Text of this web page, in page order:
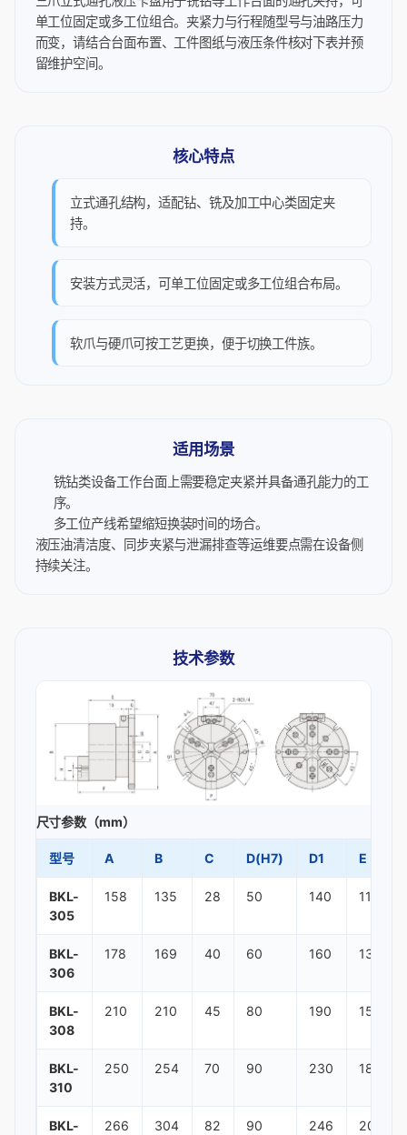
单工位固定或多工位组合。夹紧力与行程随型号与油路压力
而变，请结合台面布置、工件图纸与液压条件核对下表并预
留维护空间。
核心特点
立式通孔结构，适配钻、铣及加工中心类固定夹
持。
安装方式灵活，可单工位固定或多工位组合布局。
软爪与硬爪可按工艺更换，便于切换工件族。
适用场景
铣钻类设备工作台面上需要稳定夹紧并具备通孔能力的工
序。
多工位产线希望缩短换装时间的场合。
液压油清洁度、同步夹紧与泄漏排查等运维要点需在设备侧
持续关注。
技术参数
尺寸参数（mm）
型号 A B C D(H7) D1 E
BKL-
305
158 135 28 50 140 111
BKL-
306
178 169 40 60 160 138
BKL-
308
210 210 45 80 190 158
BKL-
310
250 254 70 90 230 186
BKL-
266 304 82 90 246 200